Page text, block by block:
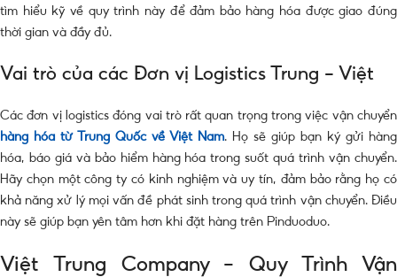
tìm hiểu kỹ về quy trình này để đảm bảo hàng hóa được giao đúng
thời gian và đầy đủ.
Vai trò của các Đơn vị Logistics Trung – Việt
Các đơn vị logistics đóng vai trò rất quan trọng trong việc vận chuyển
hàng hóa từ Trung Quốc về Việt Nam. Họ sẽ giúp bạn ký gửi hàng
hóa, báo giá và bảo hiểm hàng hóa trong suốt quá trình vận chuyển.
Hãy chọn một công ty có kinh nghiệm và uy tín, đảm bảo rằng họ có
khả năng xử lý mọi vấn đề phát sinh trong quá trình vận chuyển. Điều
này sẽ giúp bạn yên tâm hơn khi đặt hàng trên Pinduoduo.
Việt Trung Company – Quy Trình Vận